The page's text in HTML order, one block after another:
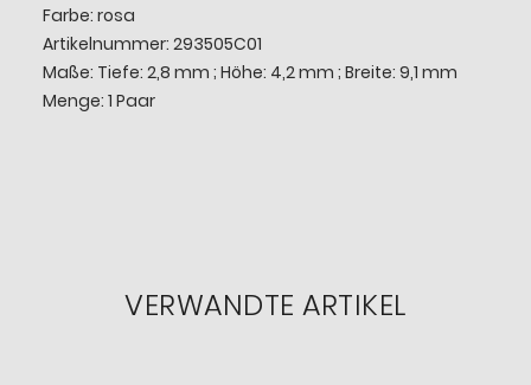
Farbe: rosa
Artikelnummer: 293505C01
Maße: Tiefe: 2,8 mm ; Höhe: 4,2 mm ; Breite: 9,1 mm
Menge: 1 Paar
VERWANDTE ARTIKEL